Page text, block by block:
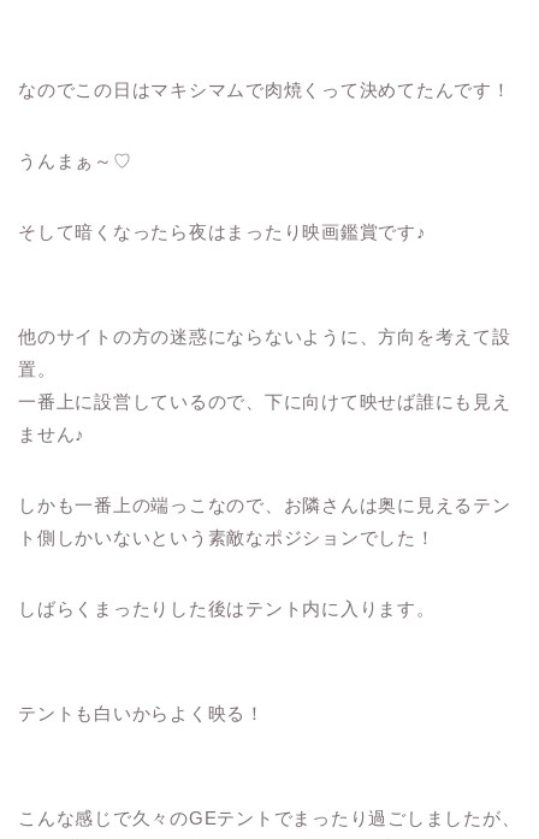
なのでこの日はマキシマムで肉焼くって決めてたんです！
うんまぁ～♡
そして暗くなったら夜はまったり映画鑑賞です♪
他のサイトの方の迷惑にならないように、方向を考えて設
置。
一番上に設営しているので、下に向けて映せば誰にも見え
ません♪
しかも一番上の端っこなので、お隣さんは奥に見えるテン
ト側しかいないという素敵なポジションでした！
しばらくまったりした後はテント内に入ります。
テントも白いからよく映る！
こんな感じで久々のGEテントでまったり過ごしましたが、